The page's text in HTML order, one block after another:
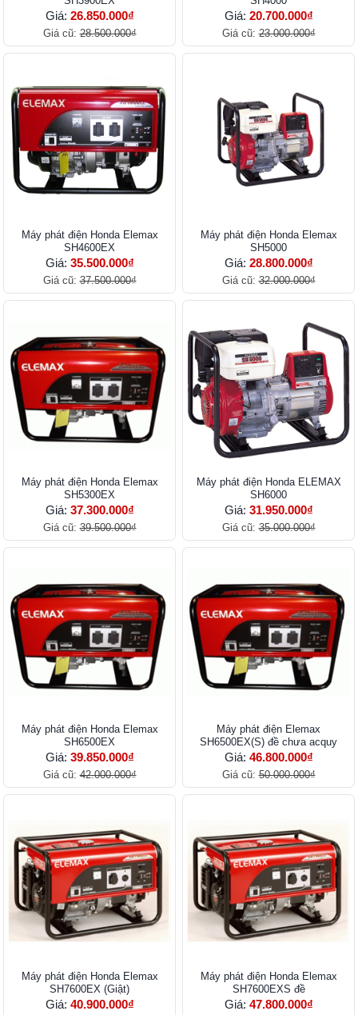
Giá: 26.850.000₫
Giá cũ:28.500.000₫
Giá: 20.700.000₫
Giá cũ:23.000.000₫
Máy phát điện Honda Elemax
SH4600EX
Giá: 35.500.000₫
Giá cũ:37.500.000₫
Máy phát điện Honda Elemax
SH5000
Giá: 28.800.000₫
Giá cũ:32.000.000₫
Máy phát điện Honda Elemax
SH5300EX
Giá: 37.300.000₫
Giá cũ:39.500.000₫
Máy phát điện Honda ELEMAX
SH6000
Giá: 31.950.000₫
Giá cũ:35.000.000₫
Máy phát điện Honda Elemax
SH6500EX
Giá: 39.850.000₫
Giá cũ:42.000.000₫
Máy phát điện Elemax
SH6500EX(S) đề chưa acquy
Giá: 46.800.000₫
Giá cũ:50.000.000₫
Máy phát điện Honda Elemax
SH7600EX (Giật)
Giá: 40.900.000₫
Máy phát điện Honda Elemax
SH7600EXS đề
Giá: 47.800.000₫